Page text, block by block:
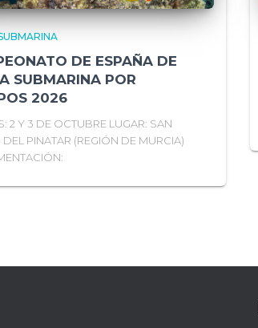
DE ESPAÑA DE
SUBMARINA POR
2026
2 Y 3 DE OCTUBRE LUGAR: SAN
PINATAR (REGIÓN DE MURCIA)